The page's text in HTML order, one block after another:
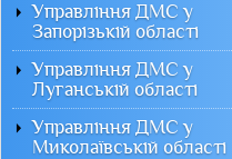
Управління ДМС у
Запорізькій області
Управління ДМС у
Луганській області
Управління ДМС у
Миколаївській області